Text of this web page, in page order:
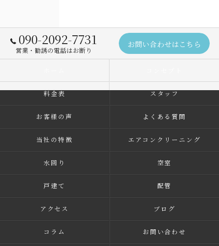
090-2092-7731
営業・勧誘の電話はお断り
お問い合わせはこちら
料金表 スタッフ
お客様の声 よくある質問
当社の特徴 エアコンクリーニング
水回り 空室
戸建て 配管
アクセス ブログ
コラム お問い合わせ